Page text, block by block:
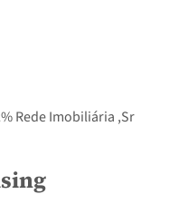
Rede Imobiliária ,Sr